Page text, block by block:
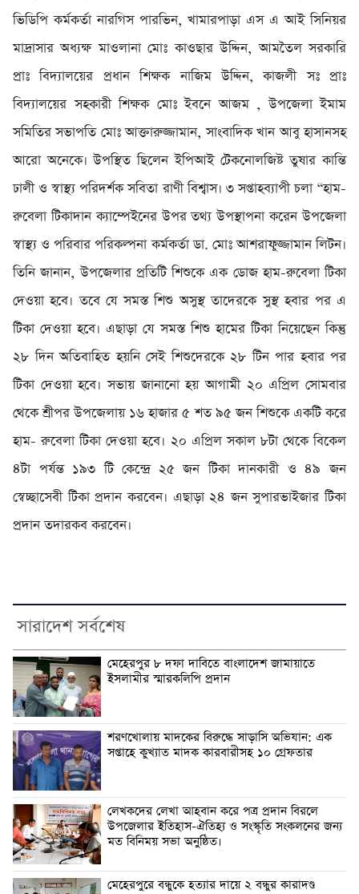
ভিডিপি কর্মকর্তা নারগিস পারভিন, খামারপাড়া এস এ আই সিনিয়র
মাদ্রাসার অধ্যক্ষ মাওলানা মোঃ কাওছার উদ্দিন, আমতৈল সরকারি
প্রাঃ বিদ্যালয়ের প্রধান শিক্ষক নাজিম উদ্দিন, কাজলী সঃ প্রাঃ
বিদ্যালয়ের সহকারী শিক্ষক মোঃ ইবনে আজম , উপজেলা ইমাম
সমিতির সভাপতি মোঃ আক্তারুজ্জামান, সাংবাদিক খান আবু হাসানসহ
আরো অনেকে। উপস্থিত ছিলেন ইপিআই টেকনোলজিষ্ট তুষার কান্তি
ঢালী ও স্বাস্থ্য পরিদর্শক সবিতা রাণী বিশ্বাস। ৩ সপ্তাহব্যাপী চলা “হাম-
রুবেলা টিকাদান ক্যাম্পেইনের উপর তথ্য উপস্থাপনা করেন উপজেলা
স্বাস্থ্য ও পরিবার পরিকল্পনা কর্মকর্তা ডা. মোঃ আশরাফুজ্জামান লিটন।
তিনি জানান, উপজেলার প্রতিটি শিশুকে এক ডোজ হাম-রুবেলা টিকা
দেওয়া হবে। তবে যে সমস্ত শিশু অসুস্থ তাদেরকে সুস্থ হবার পর এ
টিকা দেওয়া হবে। এছাড়া যে সমস্ত শিশু হামের টিকা নিয়েছেন কিন্তু
২৮ দিন অতিবাহিত হয়নি সেই শিশুদেরকে ২৮ টিন পার হবার পর
টিকা দেওয়া হবে। সভায় জানানো হয় আগামী ২০ এপ্রিল সোমবার
থেকে শ্রীপর উপজেলায় ১৬ হাজার ৫ শত ৯৫ জন শিশুকে একটি করে
হাম- রুবেলা টিকা দেওয়া হবে। ২০ এপ্রিল সকাল ৮টা থেকে বিকেল
৪টা পর্যন্ত ১৯৩ টি কেন্দ্রে ২৫ জন টিকা দানকারী ও ৪৯ জন
স্বেচ্ছাসেবী টিকা প্রদান করবেন। এছাড়া ২৪ জন সুপারভাইজার টিকা
প্রদান তদারকব করবেন।
সারাদেশ সর্বশেষ
মেহেরপুর ৮ দফা দাবিতে বাংলাদেশ জামায়াতে
ইসলামীর স্মারকলিপি প্রদান
শরণখোলায় মাদকের বিরুদ্ধে সাড়াসি অভিযান: এক
সপ্তাহে কুখ্যাত মাদক কারবারীসহ ১০ গ্রেফতার
লেখকদের লেখা আহবান করে পত্র প্রদান বিরলে
উপজেলার ইতিহাস-ঐতিহ্য ও সংস্কৃতি সংকলনের জন্য
মত বিনিময় সভা অনুষ্ঠিত।
মেহেরপুরে বন্ধুকে হত্যার দায়ে ২ বন্ধুর কারাদণ্ড